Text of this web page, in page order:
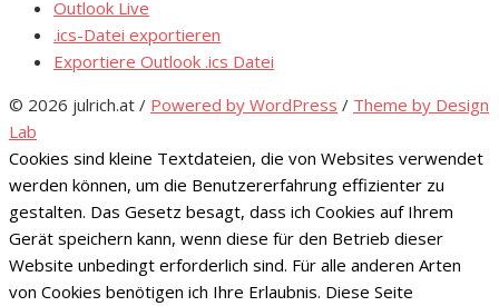
Outlook Live
.ics-Datei exportieren
Exportiere Outlook .ics Datei
© 2026 julrich.at / Powered by WordPress / Theme by Design
Lab
Cookies sind kleine Textdateien, die von Websites verwendet
werden können, um die Benutzererfahrung effizienter zu
gestalten. Das Gesetz besagt, dass ich Cookies auf Ihrem
Gerät speichern kann, wenn diese für den Betrieb dieser
Website unbedingt erforderlich sind. Für alle anderen Arten
von Cookies benötigen ich Ihre Erlaubnis. Diese Seite